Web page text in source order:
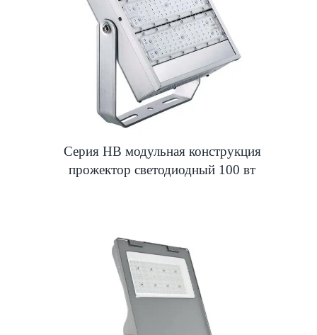
Серия HB модульная конструкция
прожектор светодиодный 100 вт